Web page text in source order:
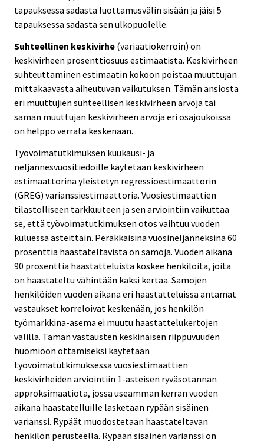
tapauksessa sadasta luottamusvälin sisään ja jäisi 5
tapauksessa sadasta sen ulkopuolelle.
Suhteellinen keskivirhe (variaatiokerroin) on
keskivirheen prosenttiosuus estimaatista. Keskivirheen
suhteuttaminen estimaatin kokoon poistaa muuttujan
mittakaavasta aiheutuvan vaikutuksen. Tämän ansiosta
eri muuttujien suhteellisen keskivirheen arvoja tai
saman muuttujan keskivirheen arvoja eri osajoukoissa
on helppo verrata keskenään.
Työvoimatutkimuksen kuukausi- ja
neljännesvuositiedoille käytetään keskivirheen
estimaattorina yleistetyn regressioestimaattorin
(GREG) varianssiestimaattoria. Vuosiestimaattien
tilastolliseen tarkkuuteen ja sen arviointiin vaikuttaa
se, että työvoimatutkimuksen otos vaihtuu vuoden
kuluessa asteittain. Peräkkäisinä vuosineljänneksinä 60
prosenttia haastateltavista on samoja. Vuoden aikana
90 prosenttia haastatteluista koskee henkilöitä, joita
on haastateltu vähintään kaksi kertaa. Samojen
henkilöiden vuoden aikana eri haastatteluissa antamat
vastaukset korreloivat keskenään, jos henkilön
työmarkkina-asema ei muutu haastattelukertojen
välillä. Tämän vastausten keskinäisen riippuvuuden
huomioon ottamiseksi käytetään
työvoimatutkimuksessa vuosiestimaattien
keskivirheiden arviointiin 1-asteisen ryväsotannan
approksimaatiota, jossa useamman kerran vuoden
aikana haastatelluille lasketaan rypään sisäinen
varianssi. Rypäät muodostetaan haastateltavan
henkilön perusteella. Rypään sisäinen varianssi on